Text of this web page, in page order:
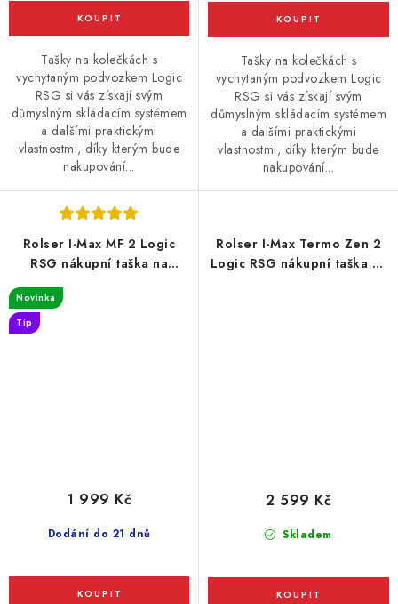
Tašky na kolečkách s
vychytaným podvozkem Logic
RSG si vás získají svým
důmyslným skládacím systémem
a dalšími praktickými
vlastnostmi, díky kterým bude
nakupování...
Tašky na kolečkách s
vychytaným podvozkem Logic
RSG si vás získají svým
důmyslným skládacím systémem
a dalšími praktickými
vlastnostmi, díky kterým bude
nakupování...
Rolser I-Max MF 2 Logic
RSG nákupní taška na
velkých kolečkách,
Novinka
Tip
Dodání do 21 dnů
1 999 Kč
Rolser I-Max Termo Zen 2
Logic RSG nákupní taška na
Skladem
2 599 Kč